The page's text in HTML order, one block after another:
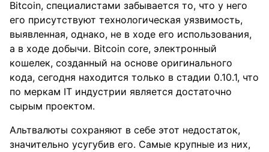
Bitcoin, специалистами забывается то, что у него
его присутствуют технологическая уязвимость,
выявленная, однако, не в ходе его использования,
а в ходе добычи. Bitcoin core, электронный
кошелек, созданный на основе оригинального
кода, сегодня находится только в стадии 0.10.1, что
по меркам IT индустрии является достаточно
сырым проектом.
Альтвалюты сохраняют в себе этот недостаток,
значительно усугубив его. Самые крупные из них,